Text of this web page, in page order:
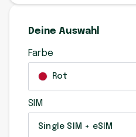
Deine Auswahl
Farbe
Rot
SIM
Single SIM + eSIM